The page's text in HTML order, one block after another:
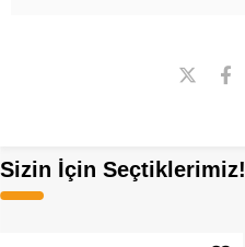
Sizin İçin Seçtiklerimiz!